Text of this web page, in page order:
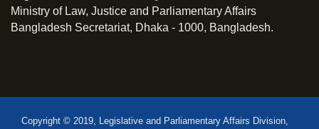
Ministry of Law, Justice and Parliamentary Affairs
Bangladesh Secretariat, Dhaka - 1000, Bangladesh.
Copyright © 2019, Legislative and Parliamentary Affairs Division,